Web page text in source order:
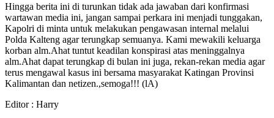
Hingga berita ini di turunkan tidak ada jawaban dari konfirmasi
wartawan media ini, jangan sampai perkara ini menjadi tunggakan,
Kapolri di minta untuk melakukan pengawasan internal melalui
Polda Kalteng agar terungkap semuanya. Kami mewakili keluarga
korban alm.Ahat tuntut keadilan konspirasi atas meninggalnya
alm.Ahat dapat terungkap di bulan ini juga, rekan-rekan media agar
terus mengawal kasus ini bersama masyarakat Katingan Provinsi
Kalimantan dan netizen.,semoga!!! (lA)
Editor : Harry